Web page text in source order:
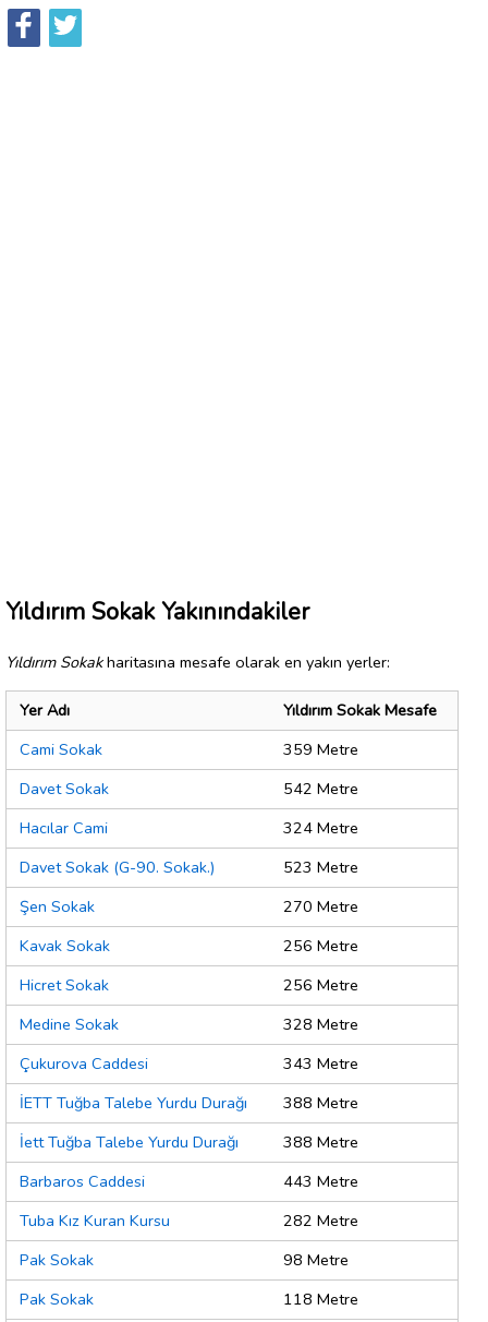
Yıldırım Sokak Yakınındakiler
Yıldırım Sokakharitasına mesafe olarak en yakın yerler:
Yer Adı
Yıldırım Sokak Mesafe
Cami Sokak
359 Metre
Davet Sokak
542 Metre
Hacılar Cami
324 Metre
Davet Sokak (G-90. Sokak.)
523 Metre
Şen Sokak
270 Metre
Kavak Sokak
256 Metre
Hicret Sokak
256 Metre
Medine Sokak
328 Metre
Çukurova Caddesi
343 Metre
İETT Tuğba Talebe Yurdu Durağı
388 Metre
İett Tuğba Talebe Yurdu Durağı
388 Metre
Barbaros Caddesi
443 Metre
Tuba Kız Kuran Kursu
282 Metre
Pak Sokak
98 Metre
Pak Sokak
118 Metre